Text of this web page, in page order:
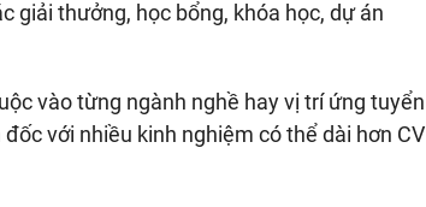
giải thưởng, học bổng, khóa học, dự án
vào từng ngành nghề hay vị trí ứng tuyển
với nhiều kinh nghiệm có thể dài hơn CV